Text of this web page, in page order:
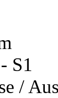
S1
/